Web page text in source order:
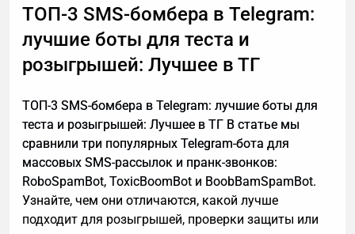
работы этой технологии, способы ее применения. А
также — как настроить автоматическую
расшифровку, даже если вы не разбираетесь в
технике.
ТОП-3 SMS-бомбера в Telegram:
лучшие боты для теста и
розыгрышей: Лучшее в ТГ
ТОП-3 SMS-бомбера в Telegram: лучшие боты для
теста и розыгрышей: Лучшее в ТГ В статье мы
сравнили три популярных Telegram-бота для
массовых SMS-рассылок и пранк-звонков:
RoboSpamBot, ToxicBoomBot и BoobBamSpamBot.
Узнайте, чем они отличаются, какой лучше
подходит для розыгрышей, проверки защиты или